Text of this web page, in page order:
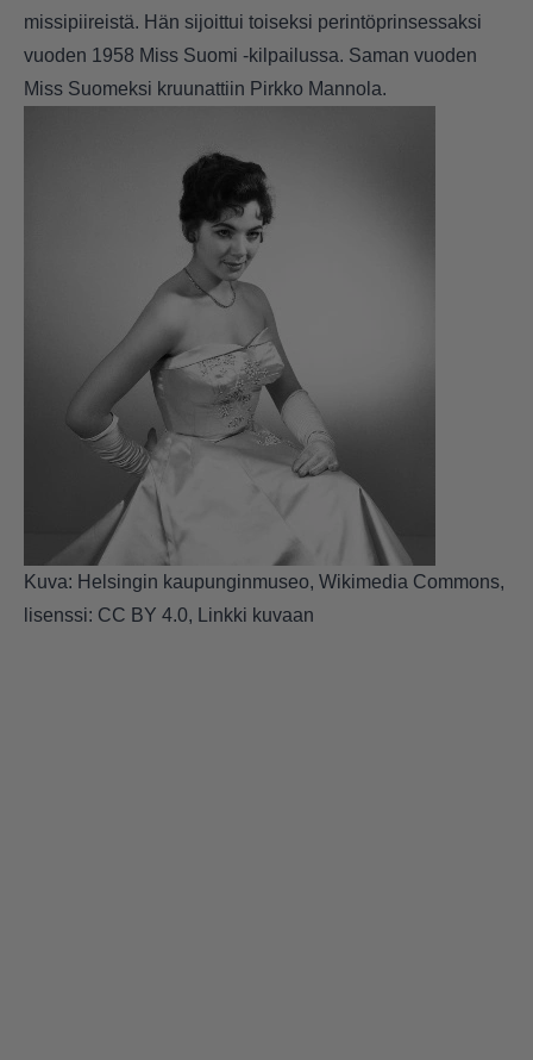
missipiireistä. Hän sijoittui toiseksi perintöprinsessaksi
vuoden 1958 Miss Suomi -kilpailussa. Saman vuoden
Miss Suomeksi kruunattiin Pirkko Mannola.
Kuva: Helsingin kaupunginmuseo, Wikimedia Commons,
lisenssi: CC BY 4.0, Linkki kuvaan